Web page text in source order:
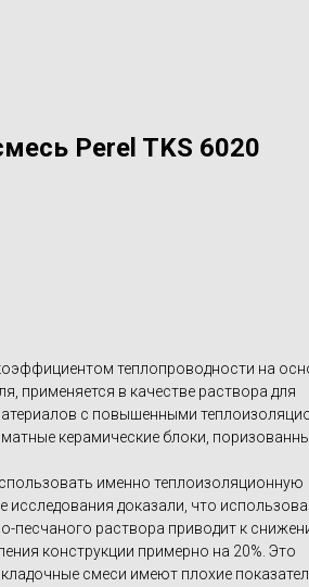
Perel TKS 6020
теплопроводности на
применяется в качестве раствора для
с повышенными
керамические блоки,
именно теплоизоляционную
исследования доказали, что
песчаного раствора приводит к
конструкции примерно на 20%. Это
смеси имеют плохие